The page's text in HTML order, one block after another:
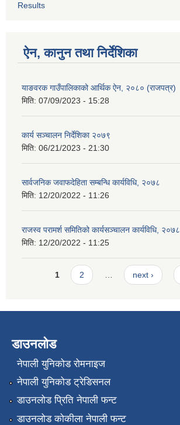
Results
ऐन, कानुन तथा निर्देशिका
याङवरक गाउँपालिकाको आर्थिक ऐन, २०८० (राजपत्र)
मिति: 07/09/2023 - 15:28
कार्य सञ्चालन निर्देशिका २०७९
मिति: 06/21/2023 - 21:30
सार्वजनिक जवाफदेहिता सम्बन्धि कार्यविधि, २०७८
मिति: 12/20/2022 - 11:26
राजस्व परामर्श समितिको कार्यसञ्चालन कार्यविधि, २०७८
मिति: 12/20/2022 - 11:25
Pages
1 2 next ›
डाउनलोड
नेपाली युनिकोड रोमनाइज
नेपाली युनिकोड ट्रेडिसनल
डाउनलोड प्रिति नेपाली फन्ट
डाउनलोड कोकीला नेपाली फन्ट